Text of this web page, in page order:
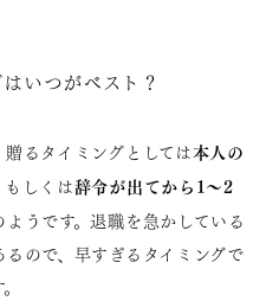
いつがベスト？
るタイミングとしては本人の
もしくは辞令が出てから1～2
うです。退職を急かしている
ので、早すぎるタイミングで